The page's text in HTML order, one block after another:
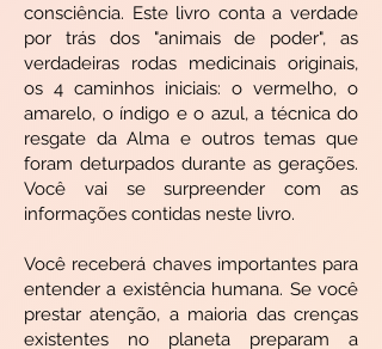
consciência. Este livro conta a verdade
por trás dos "animais de poder", as
verdadeiras rodas medicinais originais,
os 4 caminhos iniciais: o vermelho, o
amarelo, o índigo e o azul, a técnica do
resgate da Alma e outros temas que
foram deturpados durante as gerações.
Você vai se surpreender com as
informações contidas neste livro.
Você receberá chaves importantes para
entender a existência humana. Se você
prestar atenção, a maioria das crenças
existentes no planeta preparam a